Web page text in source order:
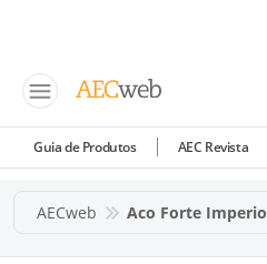
Guia de Produtos AEC Revista
AECweb Aco Forte Imperio